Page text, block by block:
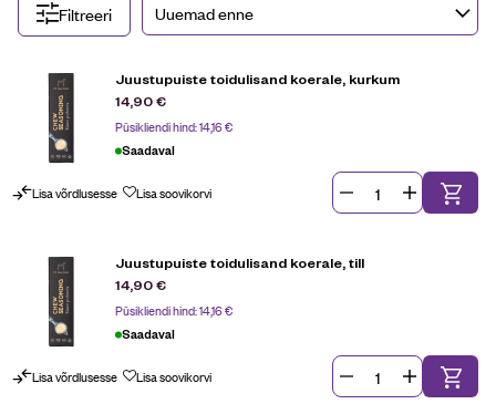
Filtreeri
Juustupuiste toidulisand koerale, kurkum
14,90€
Püsikliendi hind:14,16€
Saadaval
Lisa võrdlusesse Lisa soovikorvi
Juustupuiste toidulisand koerale, till
14,90€
Püsikliendi hind:14,16€
Saadaval
Lisa võrdlusesse Lisa soovikorvi